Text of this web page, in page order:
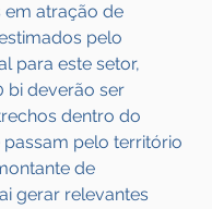
em atração de
pelo
para este setor,
bi deverão ser
dentro do
pelo território
de
gerar relevantes